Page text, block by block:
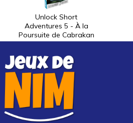
Unlock Short
Adventures 5 - À la
Poursuite de Cabrakan